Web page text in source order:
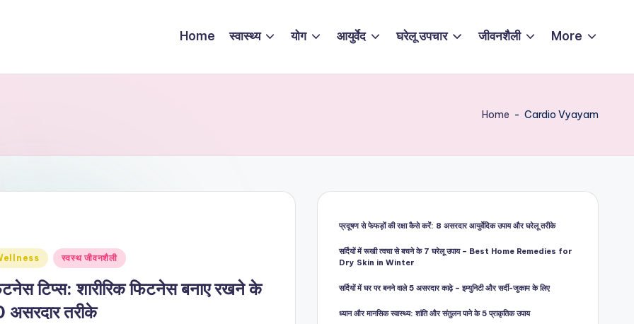
Home स्वास्थ्य योग आयुर्वेद घरेलू उपचार जीवनशैली More
Home - Cardio Vyayam
स्वस्थ जीवनशैली
टिप्स: शारीरिक फिटनेस बनाए रखने के
असरदार तरीके
प्रदूषण से फेफड़ों की रक्षा कैसे करें: 8 असरदार आयुर्वेदिक उपाय और घरेलू तरीके
सर्दियों में रूखी त्वचा से बचने के 7 घरेलू उपाय – Best Home Remedies for
Dry Skin in Winter
सर्दियों में घर पर बनने वाले 5 असरदार काढ़े – इम्युनिटी और सर्दी-जुकाम के लिए
ध्यान और मानसिक स्वास्थ्य: शांति और संतुलन पाने के 5 प्राकृतिक उपाय